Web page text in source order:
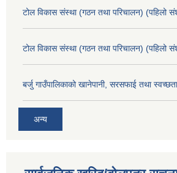
टोल विकास संस्था (गठन तथा परिचालन) (पहिलो
टोल विकास संस्था (गठन तथा परिचालन) (पहिलो
बर्जु गाउँपालिकाको खानेपानी, सरसफाई तथा
अन्य